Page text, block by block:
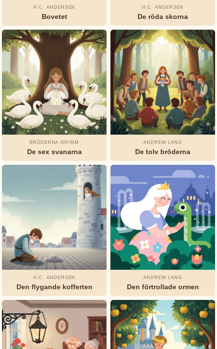
Wilde
Rudyard
Kipling
Selma
Lagerlöf
Tusen
och
H.C. ANDERSEN
Bovetet
H.C. ANDERSEN
De röda skorna
BRÖDERNA GRIMM
De sex svanarna
ANDREW LANG
De tolv bröderna
H.C. ANDERSEN
Den flygande kofferten
ANDREW LANG
Den förtrollade ormen